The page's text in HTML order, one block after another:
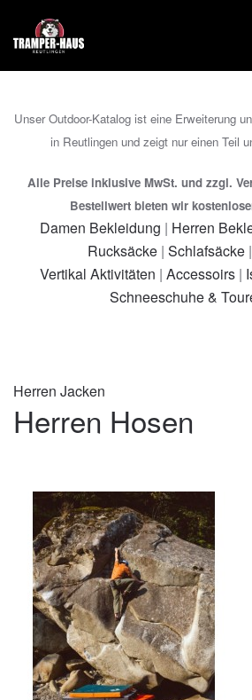
Zum Hauptinhalt springen
Unser Outdoor-Katalog ist eine Erweiterung
in Reutlingen und zeigt nur einen Teil
Alle Preise inklusive MwSt. und zzgl.
Bestellwert bieten wir
Damen Bekleidung | Herren
Rucksäcke| Schlafsäcke|
Vertikal Aktivitäten | Accessoirs |
Schneeschuhe &
Herren Jacken
Herren Hosen